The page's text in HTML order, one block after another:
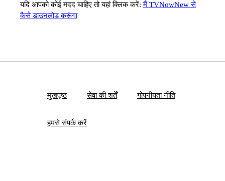
यदि आपको कोई मदद चाहिए तो यहां क्लिक करें:मैं TVNowNew से
कैसे डाउनलोड करूंगा
मुखपृष्ठ सेवा की शर्तें गोपनीयता नीति
हमसे संपर्क करें